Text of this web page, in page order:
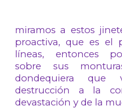
miramos a estos
proactiva, que es el
líneas, entonces
sobre sus
dondequiera que
destrucción a la
devastación y de la